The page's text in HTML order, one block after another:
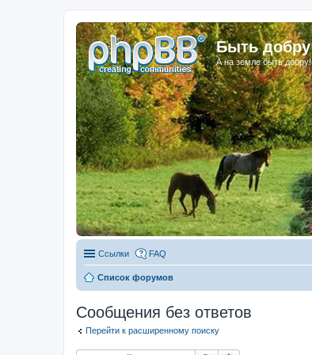
Быть добру
А на земле быть добру!
Ссылки FAQ
Список форумов
Сообщения без ответов
Перейти к расширенному поиску